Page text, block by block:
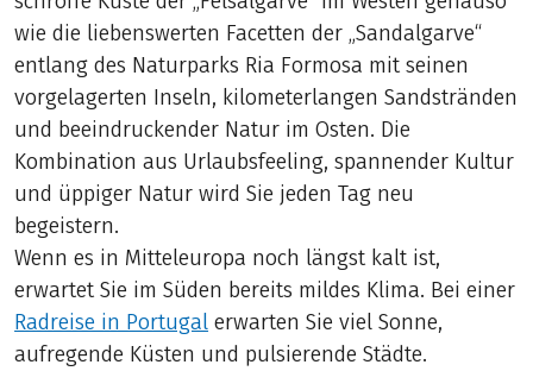
wie die liebenswerten Facetten der „Sandalgarve“
entlang des Naturparks Ria Formosa mit seinen
vorgelagerten Inseln, kilometerlangen Sandstränden
und beeindruckender Natur im Osten. Die
Kombination aus Urlaubsfeeling, spannender Kultur
und üppiger Natur wird Sie jeden Tag neu
begeistern.
Wenn es in Mitteleuropa noch längst kalt ist,
erwartet Sie im Süden bereits mildes Klima. Bei einer
Radreise in Portugal erwarten Sie viel Sonne,
aufregende Küsten und pulsierende Städte.